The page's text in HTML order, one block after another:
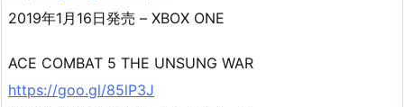
2019年1月16日発売 – XBOX ONE
ACE COMBAT 5 THE UNSUNG WAR
https://goo.gl/85lP3J